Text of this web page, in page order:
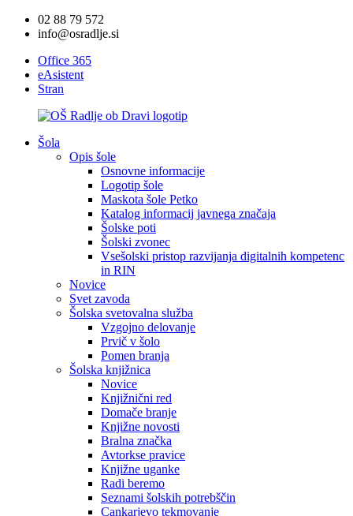
02 88 79 572
info@osradlje.si
Office 365
eAsistent
Stran
Šola
Opis šole
Osnovne informacije
Logotip šole
Maskota šole Petko
Katalog informacij javnega značaja
Šolske poti
Šolski zvonec
Vsešolski pristop razvijanja digitalnih kompetenc
in RIN
Novice
Svet zavoda
Šolska svetovalna služba
Vzgojno delovanje
Prvič v šolo
Pomen branja
Šolska knjižnica
Novice
Knjižnični red
Domače branje
Knjižne novosti
Bralna značka
Avtorkse pravice
Knjižne uganke
Radi beremo
Seznami šolskih potrebščin
Cankarjevo tekmovanje